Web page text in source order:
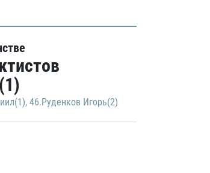
, 46.Руденков Игорь(2)